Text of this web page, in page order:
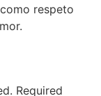
respeto
Required